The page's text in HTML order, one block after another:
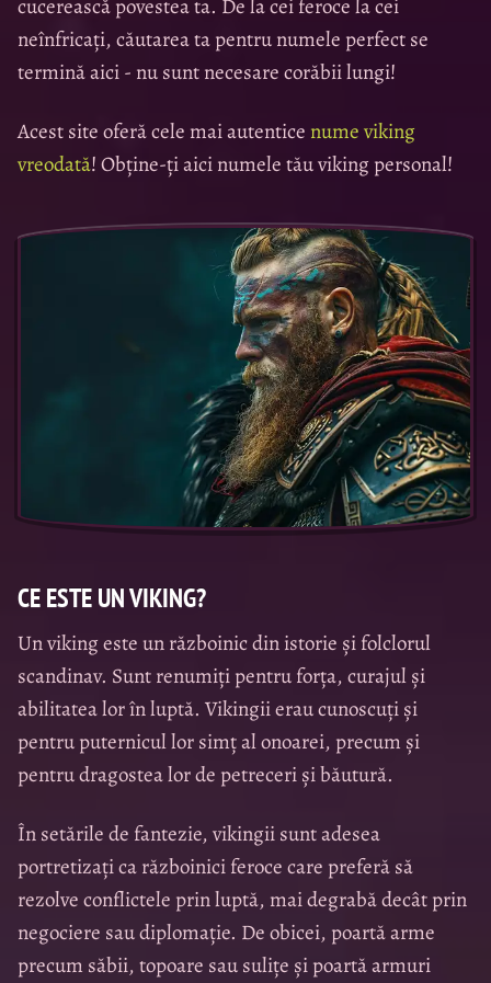
cucerească povestea ta. De la cei feroce la cei
neînfricați, căutarea ta pentru numele perfect se
termină aici - nu sunt necesare corăbii lungi!
Acest site oferă cele mai autentice nume viking
vreodată! Obține-ți aici numele tău viking personal!
CE ESTE UN VIKING?
Un viking este un războinic din istorie și folclorul
scandinav. Sunt renumiți pentru forța, curajul și
abilitatea lor în luptă. Vikingii erau cunoscuți și
pentru puternicul lor simț al onoarei, precum și
pentru dragostea lor de petreceri și băutură.
În setările de fantezie, vikingii sunt adesea
portretizați ca războinici feroce care preferă să
rezolve conflictele prin luptă, mai degrabă decât prin
negociere sau diplomație. De obicei, poartă arme
precum săbii, topoare sau sulițe și poartă armuri